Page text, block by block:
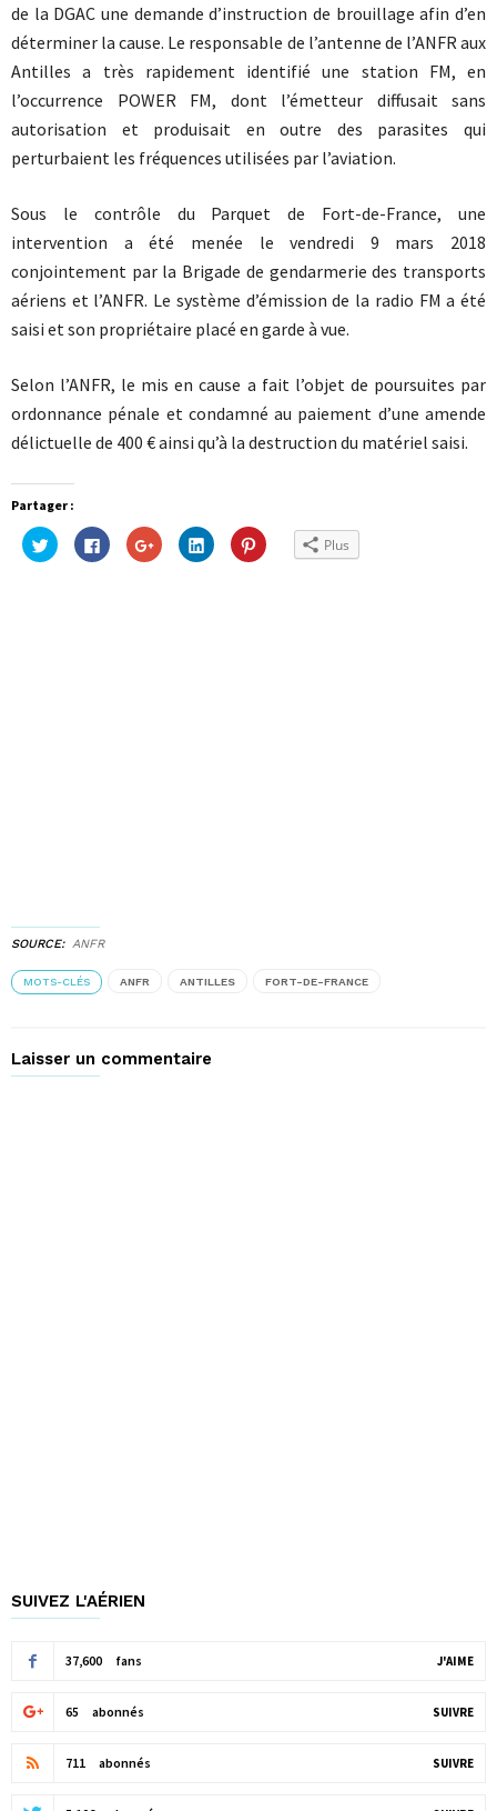
de la DGAC une demande d’instruction de brouillage afin d’en
déterminer la cause. Le responsable de l’antenne de l’ANFR aux
Antilles a très rapidement identifié une station FM, en
l’occurrence POWER FM, dont l’émetteur diffusait sans
autorisation et produisait en outre des parasites qui
perturbaient les fréquences utilisées par l’aviation.
Sous le contrôle du Parquet de Fort-de-France, une
intervention a été menée le vendredi 9 mars 2018
conjointement par la Brigade de gendarmerie des transports
aériens et l’ANFR. Le système d’émission de la radio FM a été
saisi et son propriétaire placé en garde à vue.
Selon l’ANFR, le mis en cause a fait l’objet de poursuites par
ordonnance pénale et condamné au paiement d’une amende
délictuelle de 400 € ainsi qu’à la destruction du matériel saisi.
Partager :
Cliquez
pour
partager
Cliquez
pour
partager
Cliquez
pour
partager
Cliquez
pour
partager
Cliquez
pour Plus
SOURCE ANFR
MOTS-CLÉS ANFR ANTILLES FORT-DE-FRANCE
Laisser un commentaire
SUIVEZ L'AÉRIEN
37,600 fans J'AIME
65 abonnés SUIVRE
711 abonnés SUIVRE